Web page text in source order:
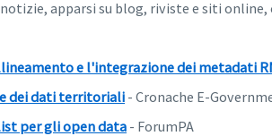
apparsi su blog, riviste e siti online,
e l'integrazione dei metadati
dei dati territoriali - Cronache E-
per gli open data - ForumPA